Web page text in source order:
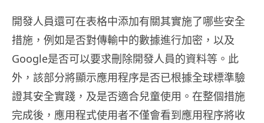
開發人員還可在表格中添加有關其實施了哪些安全
措施，例如是否對傳輸中的數據進行加密，以及
Google是否可以要求刪除開發人員的資料等。此
外，該部分將顯示應用程序是否已根據全球標準驗
證其安全實踐，及是否適合兒童使用。在整個措施
完成後，應用程式使用者不僅會看到應用程序將收